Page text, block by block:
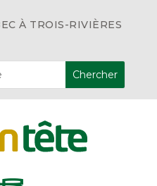
À TROIS-RIVIÈRES